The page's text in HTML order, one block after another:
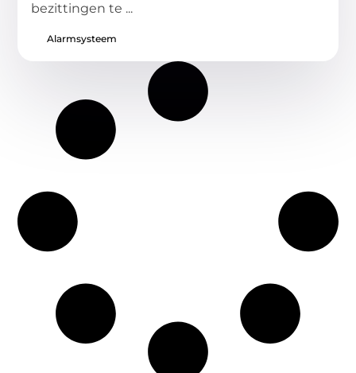
bezittingen te ...
Alarmsysteem